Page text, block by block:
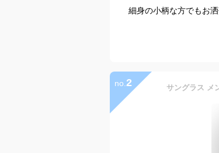
細身の小柄な方でもお
no. 2